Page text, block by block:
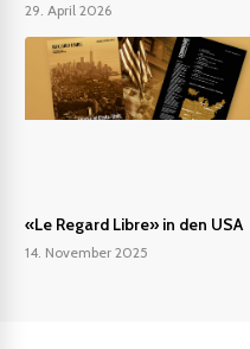
29. April 2026
«Le Regard Libre» in den USA
14. November 2025